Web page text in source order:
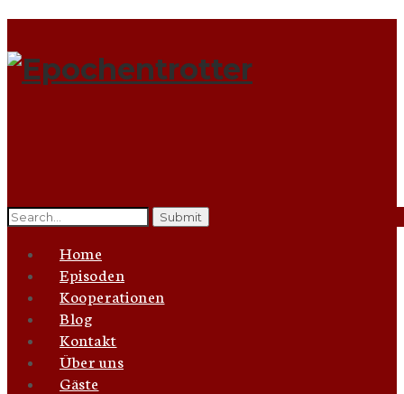
Search
for:
Home
Episoden
Kooperationen
Blog
Kontakt
Über uns
Gäste